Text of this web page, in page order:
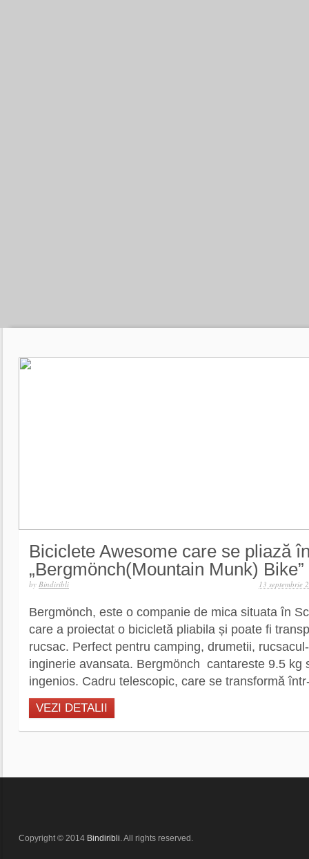
Biciclete Awesome care se pliază
„Bergmönch(Mountain Munk) Bike”
by Bindiribli 13 septembrie
Bergmönch, este o companie de mica situata în
care a proiectat o bicicletă pliabila și poate fi
rucsac. Perfect pentru camping, drumetii,
inginerie avansata. Bergmönch cantareste 9.5 kg
ingenios. Cadru telescopic, care se transformă
VEZI DETALII
Copyright © 2014 Bindiribli. All rights reserved.